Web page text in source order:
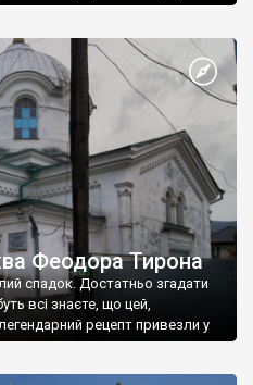
Феодора Тирона
спадок. Достатньо згадати
всі знаєте, що цей,
рецепт привезли у